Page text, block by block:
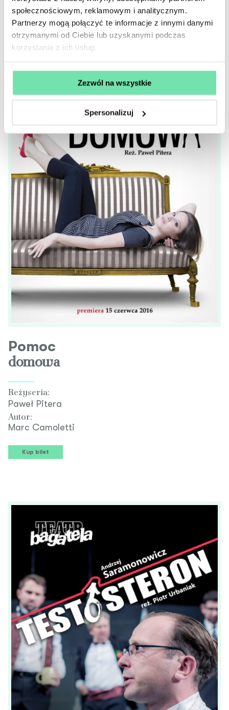
społecznościowym, reklamowym i analitycznym.
Partnerzy mogą połączyć te informacje z innymi danymi
otrzymanymi od Ciebie lub uzyskanymi podczas
korzystania z ich usług.
Zezwól na wszystkie
Spersonalizuj
Pomoc
domowa
Reżyseria:
Paweł Pitera
Autor:
Marc Camoletti
Kup bilet